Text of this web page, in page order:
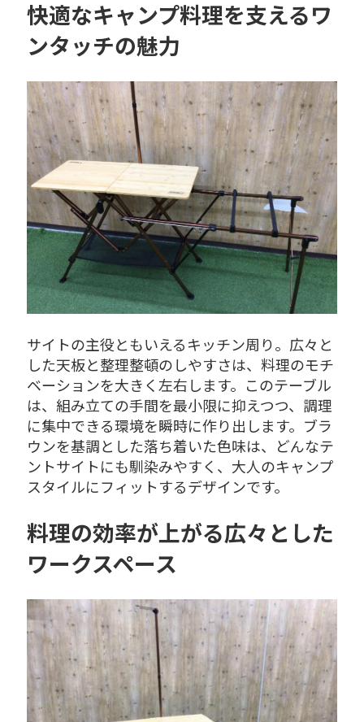
快適なキャンプ料理を支えるワ
ンタッチの魅力
サイトの主役ともいえるキッチン周り。広々と
した天板と整理整頓のしやすさは、料理のモチ
ベーションを大きく左右します。このテーブル
は、組み立ての手間を最小限に抑えつつ、調理
に集中できる環境を瞬時に作り出します。ブラ
ウンを基調とした落ち着いた色味は、どんなテ
ントサイトにも馴染みやすく、大人のキャンプ
スタイルにフィットするデザインです。
料理の効率が上がる広々とした
ワークスペース